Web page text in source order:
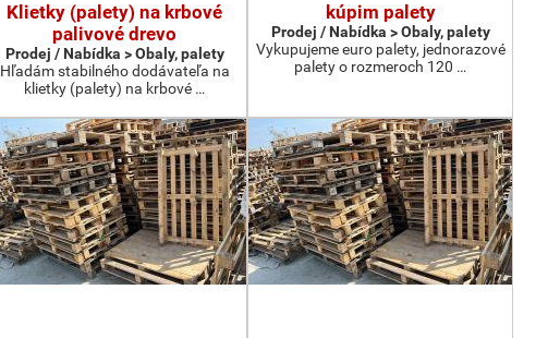
Klietky (palety) na krbové
palivové drevo
Prodej / Nabídka > Obaly, palety
Hľadám stabilného dodávateľa na
klietky (palety) na krbové …
kúpim palety
Prodej / Nabídka > Obaly, palety
Vykupujeme euro palety, jednorazové
palety o rozmeroch 120 …